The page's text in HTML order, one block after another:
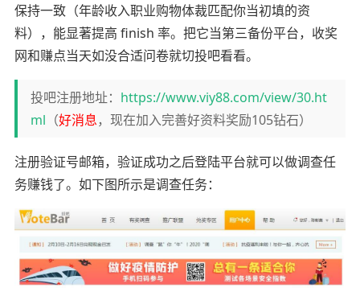
保持一致（年龄收入职业购物体裁匹配你当初填的资
料），能显著提高 finish 率。把它当第三备份平台，收奖
网和赚点当天如没合适问卷就切投吧看看。
投吧注册地址： https://www.viy88.com/view/30.ht
ml （好消息，现在加入完善好资料奖励105钻石）
注册验证号邮箱，验证成功之后登陆平台就可以做调查任
务赚钱了。如下图所示是调查任务：